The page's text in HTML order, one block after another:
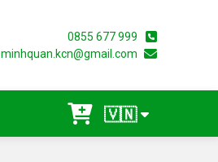
0855 677 999
minhquan.kcn@gmail.com
🇻🇳